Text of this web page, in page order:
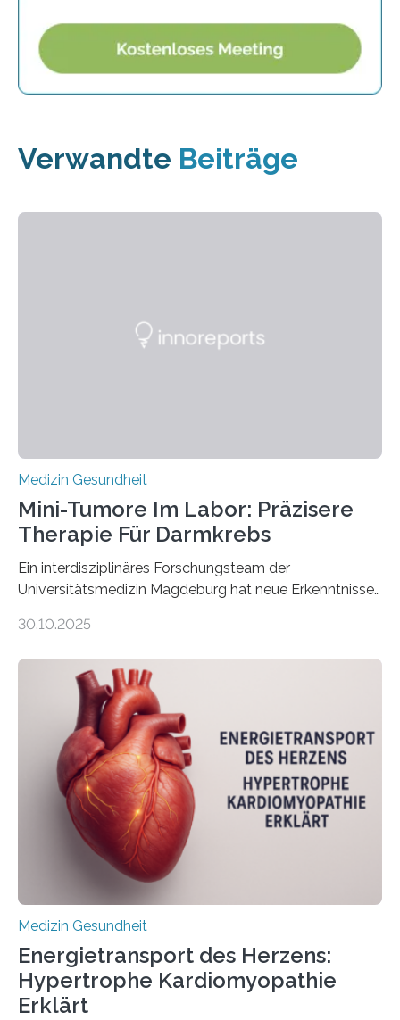
Verwandte Beiträge
Medizin Gesundheit
Mini-Tumore Im Labor: Präzisere
Therapie Für Darmkrebs
Ein interdisziplinäres Forschungsteam der
Universitätsmedizin Magdeburg hat neue Erkenntnisse
behandelt werden kann. In ihrer aktuellen Studie,
Oncology, zeigen die Forschenden, dass Mini-Tumore
aus Gewebe von Patientinnen und Patienten –
sogenannte Organoide – genutzt werden können, um
vorab zu prüfen, welche Medikamente am besten
wirken. Dabei wurde ein Eiweiß identifiziert, das künftig
als Biomarker für die Wahl der passenden Therapie
dienen könnte. Darmkrebs zählt weltweit zu den
häufigsten Krebsarten und stellt…
30.10.2025
Medizin Gesundheit
Energietransport des Herzens:
Hypertrophe Kardiomyopathie
Erklärt